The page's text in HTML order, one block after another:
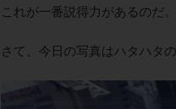
これが一番説得力があるのだ。
さて、今日の写真はハタハタの